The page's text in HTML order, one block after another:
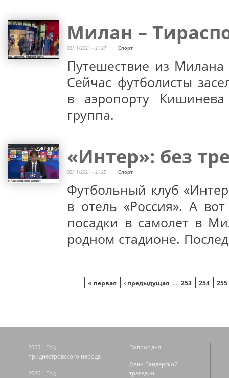
Милан –
02/11/2021 - 21:27 Спорт
Путешествие из
Сейчас футболисты
в аэропорту
группа.
«Интер»: без
02/11/2021 - 21:25 Спорт
Футбольный клуб
в отель «Россия». А
посадки в самолет в
родном стадионе.
« первая ‹ предыдущая … 253 254 255
2025 - Год
приднестровского народа
2026 - Год
Вопрос дня
День Бендерской
трагедии